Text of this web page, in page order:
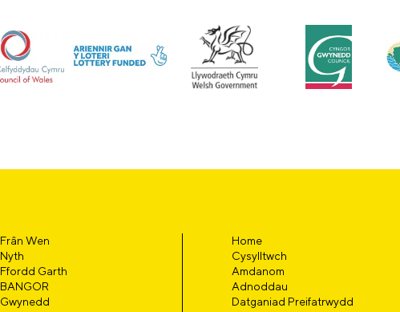
Frân Wen
Nyth
Ffordd Garth
BANGOR
Gwynedd
Home
Cysylltwch
Amdanom
Adnoddau
Datganiad Preifatrwydd